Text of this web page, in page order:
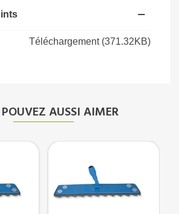
Téléchargement (371.32KB)
AUSSI AIMER